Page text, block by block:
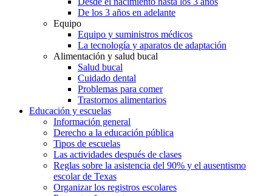
De los 3 años en adelante
Equipo
Equipo y suministros médicos
La tecnología y aparatos de adaptación
Alimentación y salud bucal
Salud bucal
Cuidado dental
Problemas para comer
Trastornos alimentarios
Educación y escuelas
Información general
Derecho a la educación pública
Tipos de escuelas
Las actividades después de clases
Reglas sobre la asistencia del 90% y el ausentismo
escolar de Texas
Organizar los registros escolares